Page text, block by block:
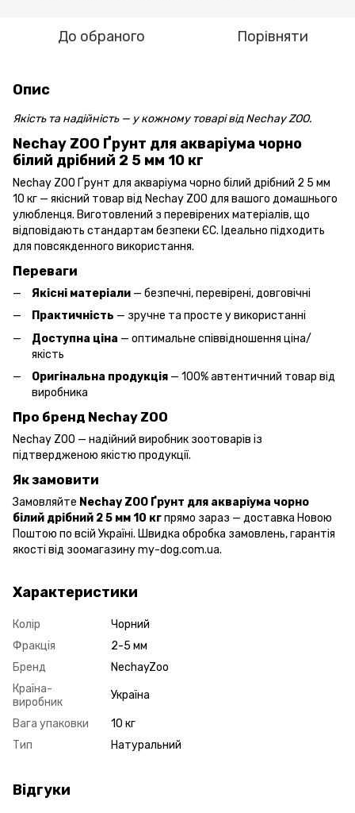
До обраного Порівняти
Опис
Якість та надійність — у кожному товарі від Nechay ZOO.
Nechay ZOO Ґрунт для акваріума чорно
білий дрібний 2 5 мм 10 кг
Nechay ZOO Ґрунт для акваріума чорно білий дрібний 2 5 мм
10 кг — якісний товар від Nechay ZOO для вашого домашнього
улюбленця. Виготовлений з перевірених матеріалів, що
відповідають стандартам безпеки ЄС. Ідеально підходить
для повсякденного використання.
Переваги
Якісні матеріали — безпечні, перевірені, довговічні
Практичність — зручне та просте у використанні
Доступна ціна — оптимальне співвідношення ціна/
якість
Оригінальна продукція — 100% автентичний товар від
виробника
Про бренд Nechay ZOO
Nechay ZOO — надійний виробник зоотоварів із
підтвердженою якістю продукції.
Як замовити
Замовляйте Nechay ZOO Ґрунт для акваріума чорно
білий дрібний 2 5 мм 10 кгпрямо зараз — доставка Новою
Поштою по всій Україні. Швидка обробка замовлень, гарантія
якості від зоомагазину my-dog.com.ua.
Характеристики
Колір
Чорний
Фракція
2-5 мм
Бренд
NechayZoo
Країна-
виробник
Україна
Вага упаковки
10 кг
Тип
Натуральний
Відгуки